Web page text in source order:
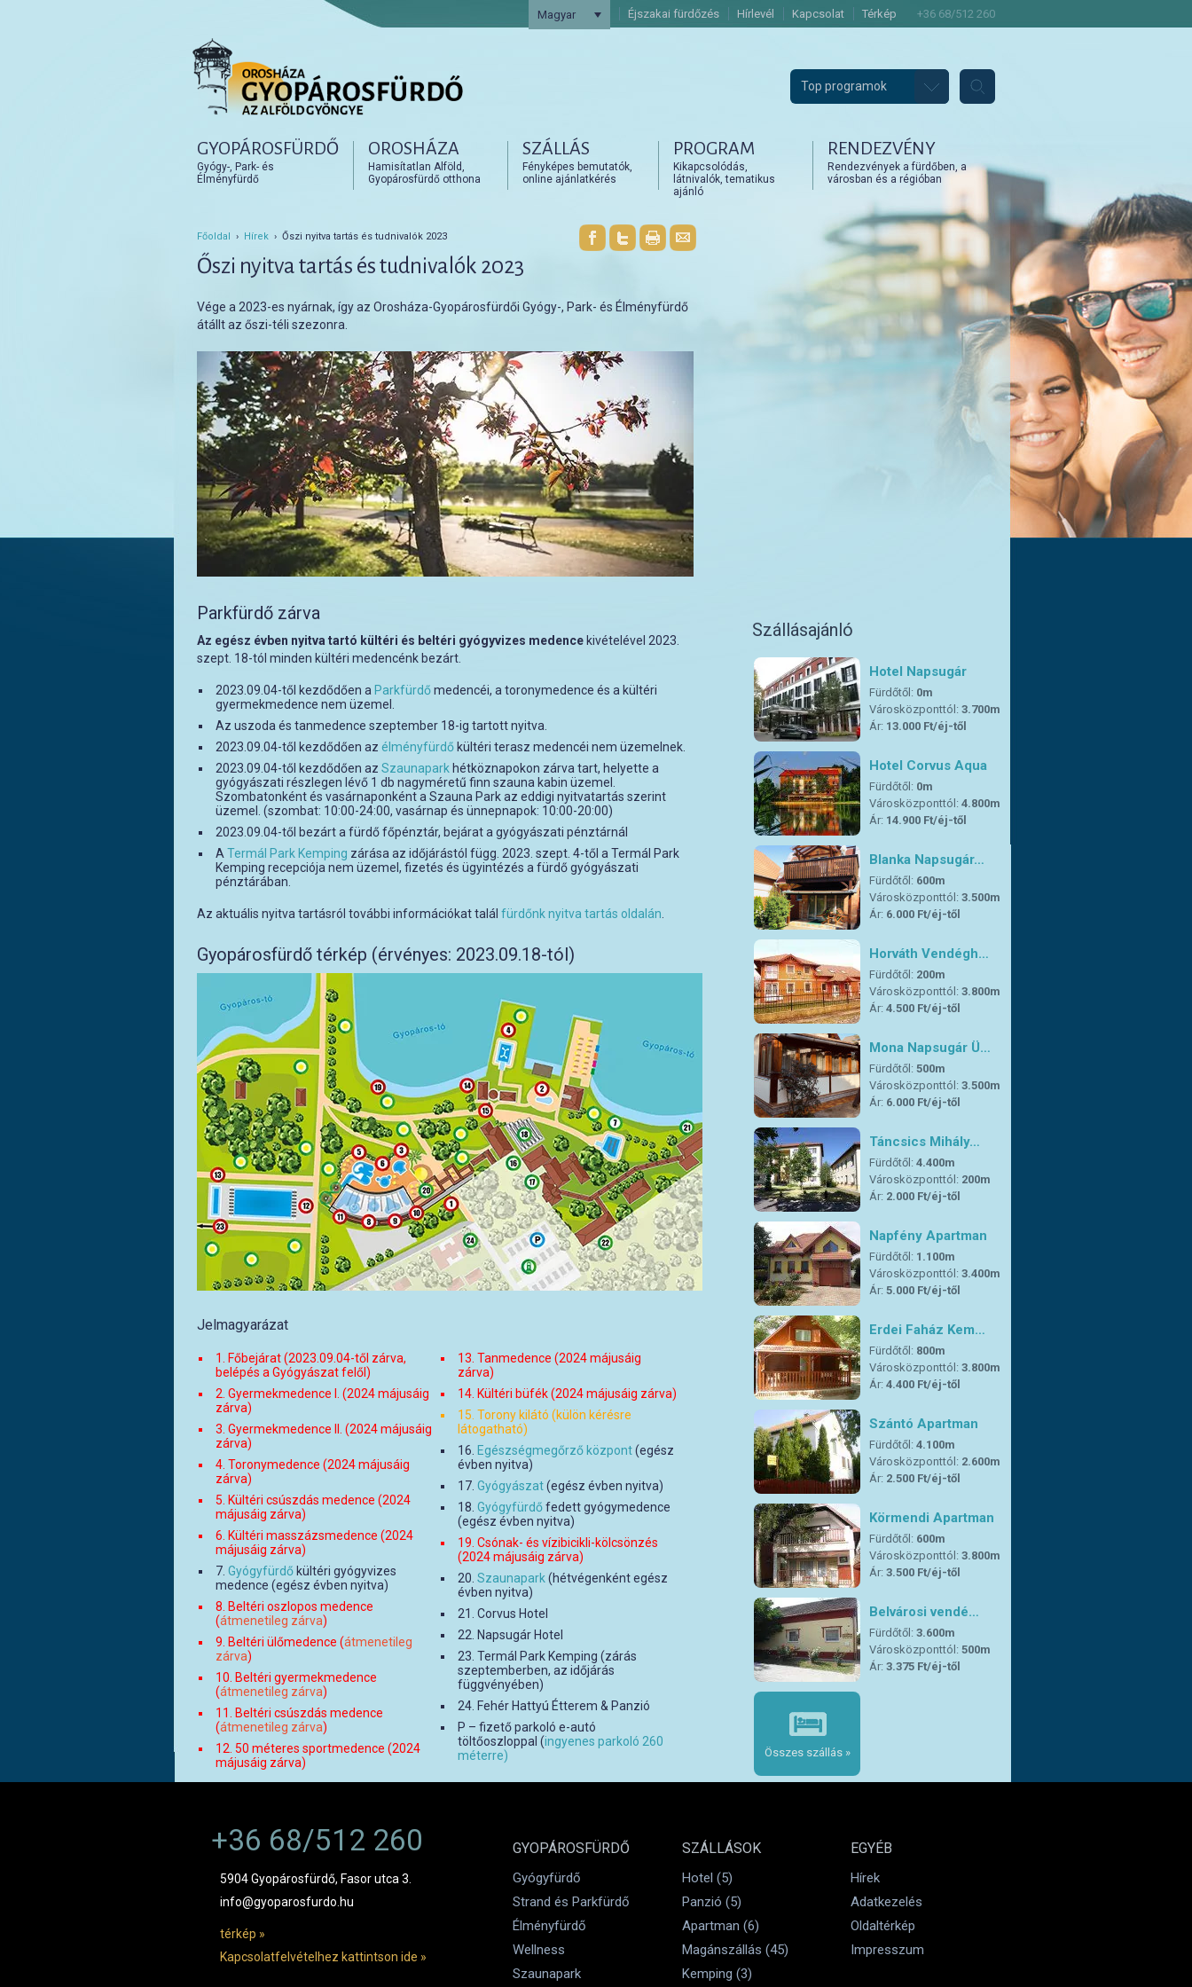
Magyar Éjszakai fürdőzés Hírlevél Kapcsolat Térkép +36 68/512 260
Top programok
Tovább az elsődleges tartalomra
Tovább a másodlagos tartalomra
GYOPÁROSFÜRDŐ
Gyógy-, Park- és
Élményfürdő
OROSHÁZA
Hamisítatlan Alföld,
Gyopárosfürdő otthona
SZÁLLÁS
Fényképes bemutatók,
online ajánlatkérés
PROGRAM
Kikapcsolódás,
látnivalók, tematikus
ajánló
RENDEZVÉNY
Rendezvények a fürdőben, a
városban és a régióban
Főoldal › Hírek › Őszi nyitva tartás és tudnivalók 2023
Őszi nyitva tartás és tudnivalók 2023
Vége a 2023-es nyárnak, így az Orosháza-Gyopárosfürdői Gyógy-, Park- és Élményfürdő
átállt az őszi-téli szezonra.
Parkfürdő zárva
Az egész évben nyitva tartó kültéri és beltéri gyógyvizes medence kivételével 2023.
szept. 18-tól minden kültéri medencénk bezárt.
2023.09.04-től kezdődően a Parkfürdőmedencéi, a toronymedence és a kültéri
gyermekmedence nem üzemel.
Az uszoda és tanmedence szeptember 18-ig tartott nyitva.
2023.09.04-től kezdődően az élményfürdő kültéri terasz medencéi nem üzemelnek.
2023.09.04-től kezdődően az Szaunapark hétköznapokon zárva tart, helyette a
gyógyászati részlegen lévő 1 db nagyméretű finn szauna kabin üzemel.
Szombatonként és vasárnaponként a Szauna Park az eddigi nyitvatartás szerint
üzemel. (szombat: 10:00-24:00, vasárnap és ünnepnapok: 10:00-20:00)
2023.09.04-től bezárt a fürdő főpénztár, bejárat a gyógyászati pénztárnál
A Termál Park Kemping zárása az időjárástól függ. 2023. szept. 4-től a Termál Park
Kemping recepciója nem üzemel, fizetés és ügyintézés a fürdő gyógyászati
pénztárában.
Az aktuális nyitva tartásról további információkat talál fürdőnk nyitva tartás oldalán
Gyopárosfürdő térkép (érvényes: 2023.09.18-tól)
Jelmagyarázat
1. Főbejárat (2023.09.04-től zárva,
belépés a Gyógyászat felől)
2. Gyermekmedence I. (2024 májusáig
zárva)
3. Gyermekmedence II. (2024 májusáig
zárva)
4. Toronymedence (2024 májusáig
zárva)
5. Kültéri csúszdás medence (2024
májusáig zárva)
6. Kültéri masszázsmedence (2024
májusáig zárva)
7. Gyógyfürdő kültéri gyógyvizes
medence (egész évben nyitva)
8. Beltéri oszlopos medence
(átmenetileg zárva)
9. Beltéri ülőmedence (átmenetileg
zárva)
10. Beltéri gyermekmedence
(átmenetileg zárva)
11. Beltéri csúszdás medence
(átmenetileg zárva)
12. 50 méteres sportmedence (2024
májusáig zárva)
13. Tanmedence (2024 májusáig
zárva)
14. Kültéri büfék (2024 májusáig zárva)
15. Torony kilátó (külön kérésre
látogatható)
16. Egészségmegőrző központ(egész
évben nyitva)
17. Gyógyászat(egész évben nyitva)
18. Gyógyfürdőfedett gyógymedence
(egész évben nyitva)
19. Csónak- és vízibicikli-kölcsönzés
(2024 májusáig zárva)
20. Szaunapark(hétvégenként egész
évben nyitva)
21. Corvus Hotel
22. Napsugár Hotel
23. Termál Park Kemping (zárás
szeptemberben, az időjárás
függvényében)
24. Fehér Hattyú Étterem & Panzió
P – fizető parkoló e-autó
töltőoszloppal (ingyenes parkoló 260
méterre)
Szállásajánló
Hotel Napsugár
Fürdőtől: 0m
Városközponttól: 3.700m
Ár: 13.000 Ft/éj-től
Hotel Corvus Aqua
Fürdőtől: 0m
Városközponttól: 4.800m
Ár: 14.900 Ft/éj-től
Blanka Napsugár…
Fürdőtől: 600m
Városközponttól: 3.500m
Ár: 6.000 Ft/éj-től
Horváth Vendégh…
Fürdőtől: 200m
Városközponttól: 3.800m
Ár: 4.500 Ft/éj-től
Mona Napsugár Ü…
Fürdőtől: 500m
Városközponttól: 3.500m
Ár: 6.000 Ft/éj-től
Táncsics Mihály…
Fürdőtől: 4.400m
Városközponttól: 200m
Ár: 2.000 Ft/éj-től
Napfény Apartman
Fürdőtől: 1.100m
Városközponttól: 3.400m
Ár: 5.000 Ft/éj-től
Erdei Faház Kem…
Fürdőtől: 800m
Városközponttól: 3.800m
Ár: 4.400 Ft/éj-től
Szántó Apartman
Fürdőtől: 4.100m
Városközponttól: 2.600m
Ár: 2.500 Ft/éj-től
Körmendi Apartman
Fürdőtől: 600m
Városközponttól: 3.800m
Ár: 3.500 Ft/éj-től
Belvárosi vendé…
Fürdőtől: 3.600m
Városközponttól: 500m
Ár: 3.375 Ft/éj-től
Összes szállás »
+36 68/512 260
5904 Gyopárosfürdő, Fasor utca 3.
info@gyoparosfurdo.hu
térkép »
Kapcsolatfelvételhez kattintson ide »
GYOPÁROSFÜRDŐ
Gyógyfürdő
Strand és Parkfürdő
Élményfürdő
Wellness
Szaunapark
SZÁLLÁSOK
Hotel (5)
Panzió (5)
Apartman (6)
Magánszállás (45)
Kemping (3)
EGYÉB
Hírek
Adatkezelés
Oldaltérkép
Impresszum